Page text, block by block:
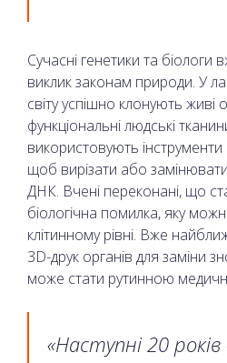
Сучасні генетики та біологи
виклик законам природи. У
світу успішно клонують
функціональні людські
використовують
щоб вирізати або
ДНК. Вчені переконані, що
біологічна помилка, яку
клітинному рівні. Вже
3D-друк органів для заміни
може стати рутинною
«Наступні 20